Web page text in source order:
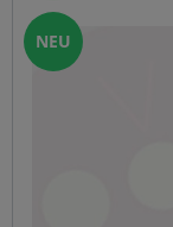
Frucht die von
Er ist saftig
einem
Presse:
NEU